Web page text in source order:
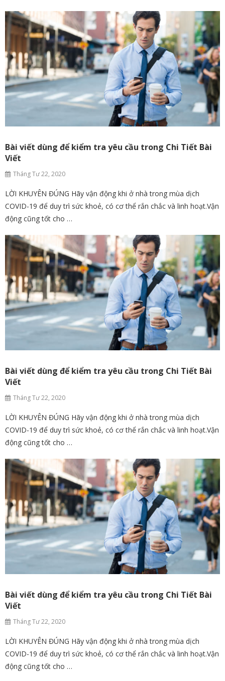
Bài viết dùng để kiểm tra yêu cầu trong Chi Tiết Bài
Viết
Tháng Tư 22, 2020
LỜI KHUYÊN ĐÚNG Hãy vận động khi ở nhà trong mùa dịch
COVID-19 để duy trì sức khoẻ, có cơ thể rắn chắc và linh hoạt.Vận
động cũng tốt cho …
Bài viết dùng để kiểm tra yêu cầu trong Chi Tiết Bài
Viết
Tháng Tư 22, 2020
LỜI KHUYÊN ĐÚNG Hãy vận động khi ở nhà trong mùa dịch
COVID-19 để duy trì sức khoẻ, có cơ thể rắn chắc và linh hoạt.Vận
động cũng tốt cho …
Bài viết dùng để kiểm tra yêu cầu trong Chi Tiết Bài
Viết
Tháng Tư 22, 2020
LỜI KHUYÊN ĐÚNG Hãy vận động khi ở nhà trong mùa dịch
COVID-19 để duy trì sức khoẻ, có cơ thể rắn chắc và linh hoạt.Vận
động cũng tốt cho …